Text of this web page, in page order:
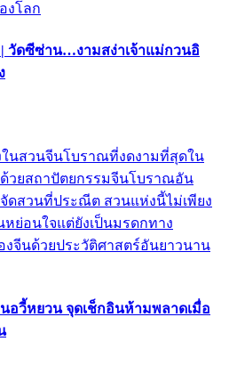
งโลก
| วัดซีซ่าน…งามสง่าเจ้าแม่กวนอิ
นสวนจีนโบราณที่งดงามที่สุดใน
ด้วยสถาปัตยกรรมจีนโบราณอัน
ดสวนที่ประณีต สวนแห่งนี้ไม่เพียง
ย่อนใจแต่ยังเป็นมรดกทาง
จีนด้วยประวัติศาสตร์อันยาวนาน
นอวี้หยวน จุดเช็กอินห้ามพลาดเมื่อ